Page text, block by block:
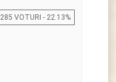
285 VOTURI - 22.13%